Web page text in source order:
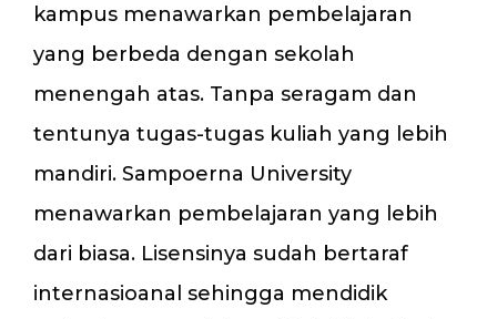
kampus menawarkan pembelajaran
yang berbeda dengan sekolah
menengah atas. Tanpa seragam dan
tentunya tugas-tugas kuliah yang lebih
mandiri. Sampoerna University
menawarkan pembelajaran yang lebih
dari biasa. Lisensinya sudah bertaraf
internasioanal sehingga mendidik